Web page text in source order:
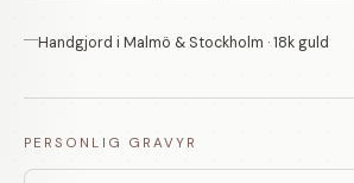
Handgjord i Malmö & Stockholm · 18k guld
PERSONLIG GRAVYR